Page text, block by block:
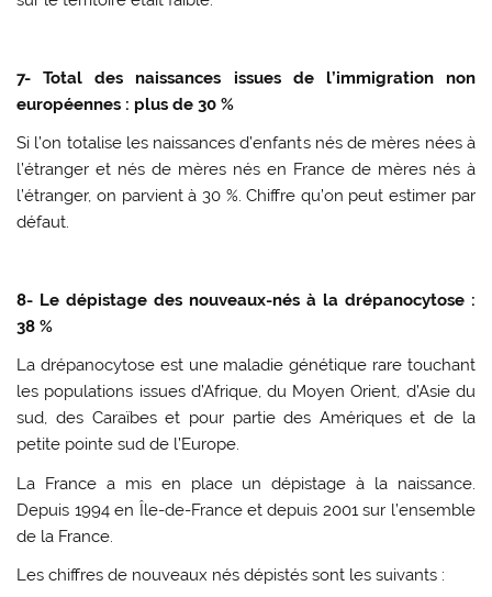
7- Total des naissances issues de l’immigration non
européennes : plus de 30 %
Si l’on totalise les naissances d’enfants nés de mères nées à
l’étranger et nés de mères nés en France de mères nés à
l’étranger, on parvient à 30 %. Chiffre qu’on peut estimer par
défaut.
8- Le dépistage des nouveaux-nés à la drépanocytose :
38 %
La drépanocytose est une maladie génétique rare touchant
les populations issues d’Afrique, du Moyen Orient, d’Asie du
sud, des Caraïbes et pour partie des Amériques et de la
petite pointe sud de l’Europe.
La France a mis en place un dépistage à la naissance.
Depuis 1994 en Île-de-France et depuis 2001 sur l’ensemble
de la France.
Les chiffres de nouveaux nés dépistés sont les suivants :